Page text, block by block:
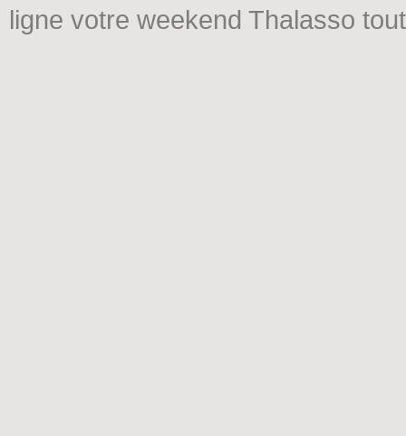
ligne votre weekend Thalasso